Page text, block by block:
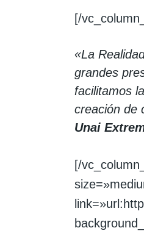
[/
«La
grandes
facilitamos
creación de
Unai
[/